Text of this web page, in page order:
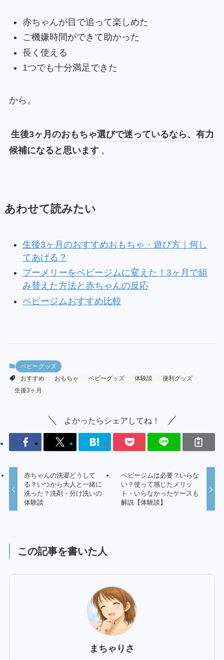
赤ちゃんが目で追って楽しめた
ご機嫌時間ができて助かった
長く使える
1つでも十分満足できた
から。
生後3ヶ月のおもちゃ選びで迷っているなら、有力
候補になると思います 。
あわせて読みたい
生後3ヶ月のおすすめおもちゃ・遊び方｜何し
てあげる？
プーメリーをベビージムに変えた！3ヶ月で組
み替えた方法と赤ちゃんの反応
ベビージムおすすめ比較
ベビーグッズ
おすすめ
おもちゃ ベビーグッズ 体験談
便利グッズ
生後3ヶ月
よかったらシェアしてね！
赤ちゃんの洗濯どうして
る？いつから大人と一緒に
洗った？洗剤・分け洗いの
体験談
ベビージムは必要？いらな
い？使って感じたメリッ
ト・いらなかったケースも
解説【体験談】
この記事を書いた人
まちゃりさ